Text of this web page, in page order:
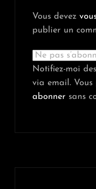
Vous devez
publier un
Notifiez-moi
via email. Vous
abonner sans